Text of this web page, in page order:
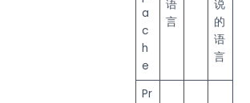
a
c
h
e
语
言
说
的
语
言
Pr